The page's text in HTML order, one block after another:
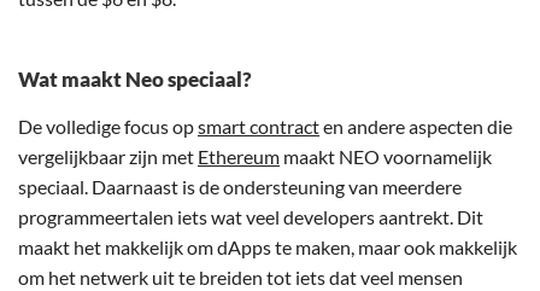
Wat maakt Neo speciaal?
De volledige focus opsmart contracten andere aspecten die
vergelijkbaar zijn met Ethereum maakt NEO voornamelijk
speciaal. Daarnaast is de ondersteuning van meerdere
programmeertalen iets wat veel developers aantrekt. Dit
maakt het makkelijk om dApps te maken, maar ook makkelijk
om het netwerk uit te breiden tot iets dat veel mensen